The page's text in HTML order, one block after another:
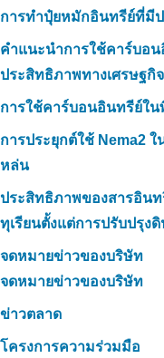
การทำปุ๋ยหมักอินทรีย์ที่มี
คำแนะนำการใช้คาร์บอ
ประสิทธิภาพทางเศรษฐกิ
การใช้คาร์บอนอินทรีย์ใน
การประยุกต์ใช้ Nema2
หล่น
ประสิทธิภาพของสารอินท
ทุเรียนตั้งแต่การปรับปรุง
จดหมายข่าวของบริษัท
จดหมายข่าวของบริษัท
ข่าวตลาด
โครงการความร่วมมือ